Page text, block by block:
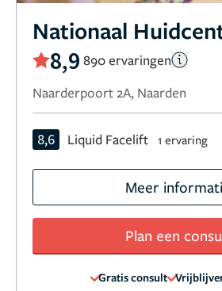
Nationaal
8,9 890 ervaringen
Naarderpoort 2A, Naarden
8,6 Liquid Facelift 1 ervaring
Meer
Plan een
Gratis consult